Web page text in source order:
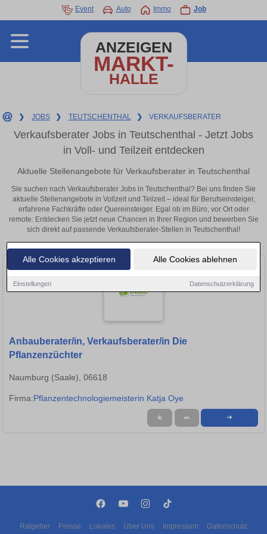
Alle Cookies akzeptieren Alle Cookies ablehnen
Einstellungen Datenschutzerklärung
Event Auto Immo Job
ANZEIGEN
MARKT-
HALLE
❯ JOBS ❯ TEUTSCHENTHAL ❯ VERKAUFSBERATER
Verkaufsberater Jobs in Teutschenthal - Jetzt Jobs
in Voll- und Teilzeit entdecken
Aktuelle Stellenangebote für Verkaufsberater in Teutschenthal
Sie suchen nach Verkaufsberater Jobs in Teutschenthal? Bei uns finden Sie
aktuelle Stellenangebote in Vollzeit und Teilzeit – ideal für Berufseinsteiger,
erfahrene Fachkräfte oder Quereinsteiger. Egal ob im Büro, vor Ort oder
remote: Entdecken Sie jetzt neue Chancen in Ihrer Region und bewerben Sie
sich direkt auf passende Verkaufsberater-Stellen in Teutschenthal!
Anbauberater/in, Verkaufsberater/in Die
Pflanzenzüchter
Naumburg (Saale), 06618
Firma:Pflanzentechnologiemeisterin Katja Oye
★ ➦ ➜
Ratgeber Presse Lokales Über Uns Impressum Datenschutz